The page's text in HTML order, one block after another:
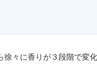
々に香りが３段階で変化